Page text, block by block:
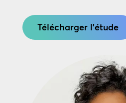
Télécharger l'étude